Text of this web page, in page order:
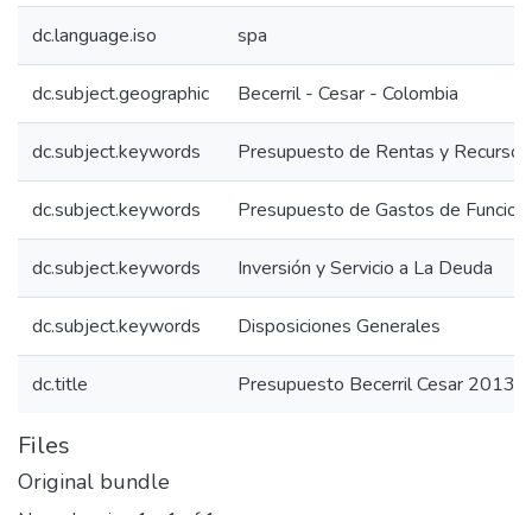
dc.language.iso spa
dc.subject.geographic Becerril - Cesar - Colombia
dc.subject.keywords Presupuesto de Rentas y
dc.subject.keywords Presupuesto de Gastos de
dc.subject.keywords Inversión y Servicio a La Deuda
dc.subject.keywords Disposiciones Generales
dc.title Presupuesto Becerril Cesar 2013:
Files
Original bundle